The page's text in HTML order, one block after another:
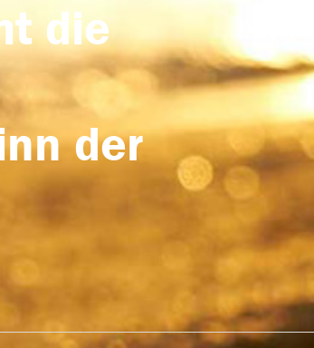
die
der